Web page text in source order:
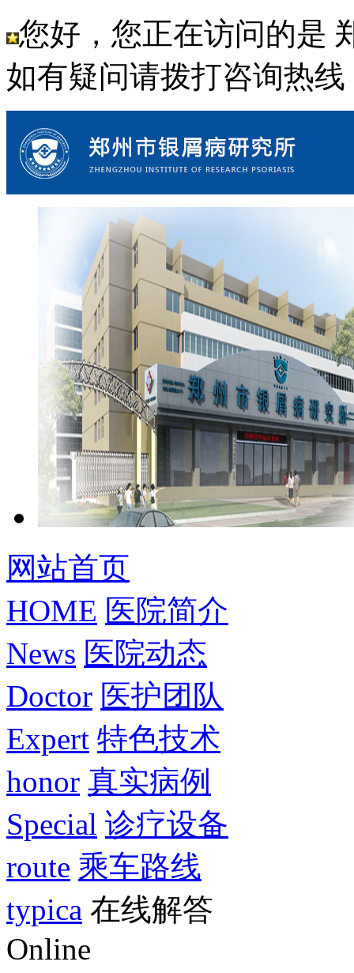
您好，您正在访问的是
如有疑问请拨打咨询热线
网站首页
HOME 医院简介
News 医院动态
Doctor 医护团队
Expert 特色技术
honor 真实病例
Special 诊疗设备
route 乘车路线
typica 在线解答
Online